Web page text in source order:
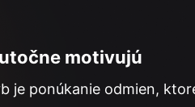
motivujú
je ponúkanie odmien,